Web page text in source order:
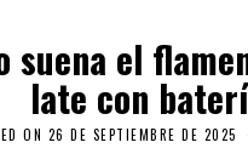
suena el
late con
ON 26 DE SEPTIEMBRE DE 2025